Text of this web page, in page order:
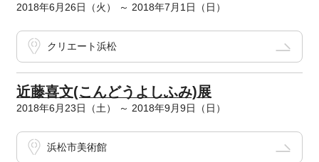
2018年6月26日（火） ～ 2018年7月1日（日）
クリエート浜松
近藤喜文(こんどうよしふみ)展
2018年6月23日（土） ～ 2018年9月9日（日）
浜松市美術館